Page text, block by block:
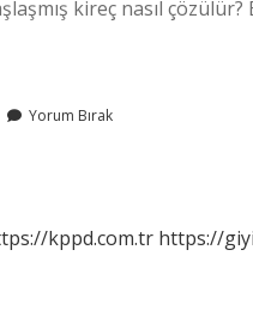
kireç nasıl
Yorum Bırak
kppd.com.tr https://